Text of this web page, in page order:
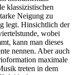
klassizistischen
Neigung zu
legt. Hinsichtlich der
wobei
kann man dieses
nennen. Aber auch
maximale
treten in dem